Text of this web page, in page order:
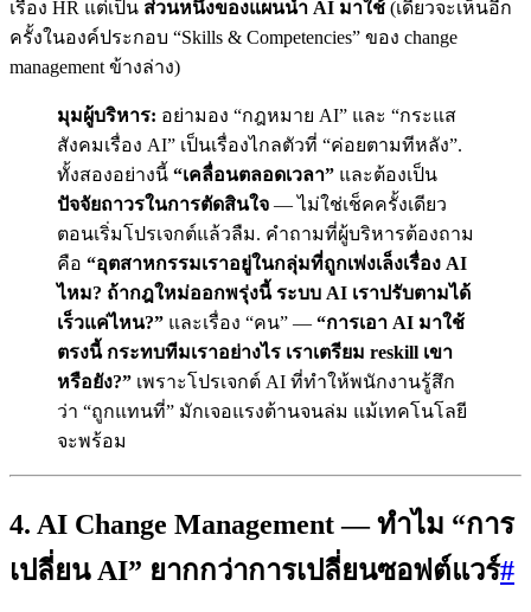
เรื่อง HR แต่เป็น ส่วนหนึ่งของแผนนำ AI มาใช้ (เดี๋ยวจะเห็นอีก
ครั้งในองค์ประกอบ “Skills & Competencies” ของ change
management ข้างล่าง)
มุมผู้บริหาร: อย่ามอง “กฎหมาย AI” และ “กระแส
สังคมเรื่อง AI” เป็นเรื่องไกลตัวที่ “ค่อยตามทีหลัง”.
ทั้งสองอย่างนี้ “เคลื่อนตลอดเวลา” และต้องเป็น
ปัจจัยถาวรในการตัดสินใจ — ไม่ใช่เช็คครั้งเดียว
ตอนเริ่มโปรเจกต์แล้วลืม. คำถามที่ผู้บริหารต้องถาม
คือ “อุตสาหกรรมเราอยู่ในกลุ่มที่ถูกเพ่งเล็งเรื่อง AI
ไหม? ถ้ากฎใหม่ออกพรุ่งนี้ ระบบ AI เราปรับตามได้
เร็วแค่ไหน?” และเรื่อง “คน” — “การเอา AI มาใช้
ตรงนี้ กระทบทีมเราอย่างไร เราเตรียม reskill เขา
หรือยัง?” เพราะโปรเจกต์ AI ที่ทำให้พนักงานรู้สึก
ว่า “ถูกแทนที่” มักเจอแรงต้านจนล่ม แม้เทคโนโลยี
จะพร้อม
4. AI Change Management — ทำไม “การ
เปลี่ยน AI” ยากกว่าการเปลี่ยนซอฟต์แวร์#